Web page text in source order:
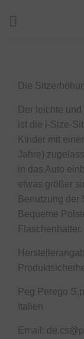
Die
Der leichte
ist die i-Size-
Kinder mit
Jahre)
in das Auto
etwas größer
Benutzung der
Bequeme
Flaschenhalter.
Peg Perego
Italien
Email: